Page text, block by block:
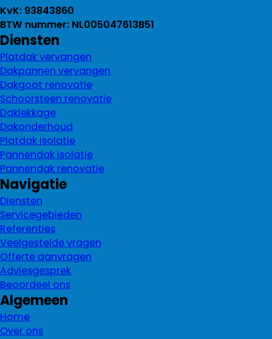
KvK: 93843860
BTW nummer: NL005047613B51
Diensten
Platdak vervangen
Dakpannen vervangen
Dakgoot renovatie
Schoorsteen renovatie
Daklekkage
Dakonderhoud
Platdak isolatie
Pannendak isolatie
Pannendak renovatie
Navigatie
Diensten
Servicegebieden
Referenties
Veelgestelde vragen
Offerte aanvragen
Adviesgesprek
Beoordeel ons
Algemeen
Home
Over ons